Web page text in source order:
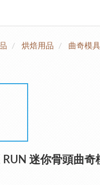
烘焙用品 曲奇模具
RUN 迷你骨頭曲奇